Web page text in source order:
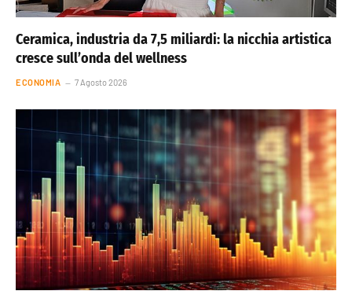
Ceramica, industria da 7,5 miliardi: la nicchia artistica
cresce sull’onda del wellness
ECONOMIA 7 Agosto 2026